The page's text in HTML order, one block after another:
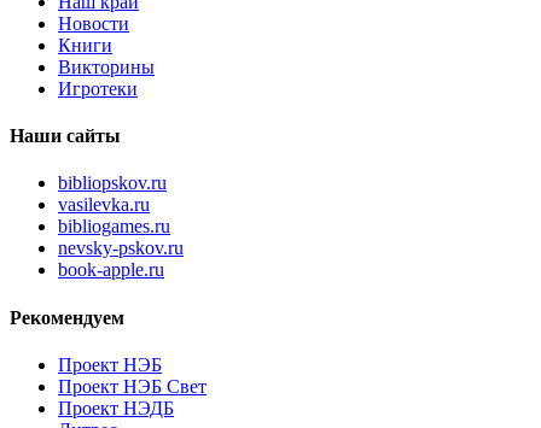
Новости
Книги
Викторины
Игротеки
Наши сайты
bibliopskov.ru
vasilevka.ru
bibliogames.ru
nevsky-pskov.ru
book-apple.ru
Рекомендуем
Проект НЭБ
Проект НЭБ Свет
Проект НЭДБ